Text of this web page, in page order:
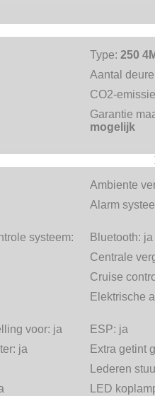
Type: 250
Aantal
CO2-
Garantie
mogelijk
Ambiente
Alarm
systeem:
Bluetooth: ja
Centrale
Cruise
Elektrische
voor: ja ESP: ja
ja
Extra getint
Lederen
LED